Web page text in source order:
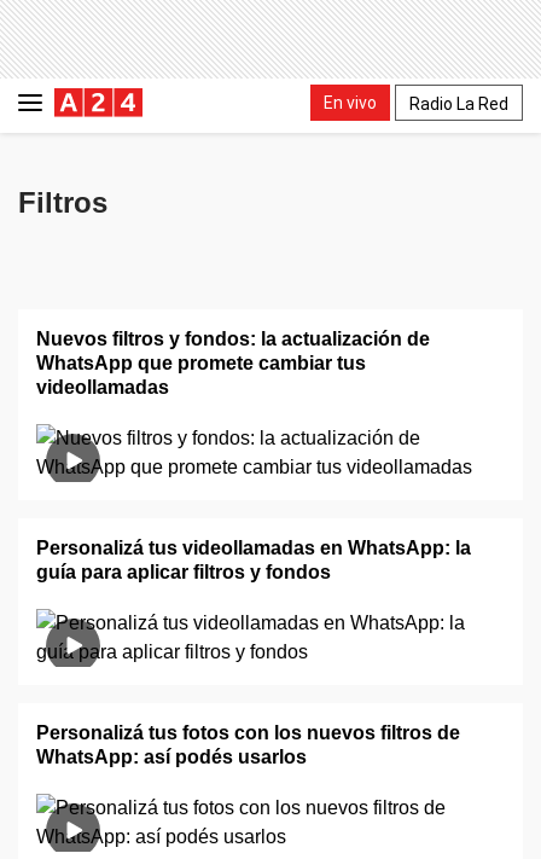
En vivo Radio La Red
Filtros
Nuevos filtros y fondos: la actualización de
WhatsApp que promete cambiar tus
videollamadas
Personalizá tus videollamadas en WhatsApp: la
guía para aplicar filtros y fondos
Personalizá tus fotos con los nuevos filtros de
WhatsApp: así podés usarlos